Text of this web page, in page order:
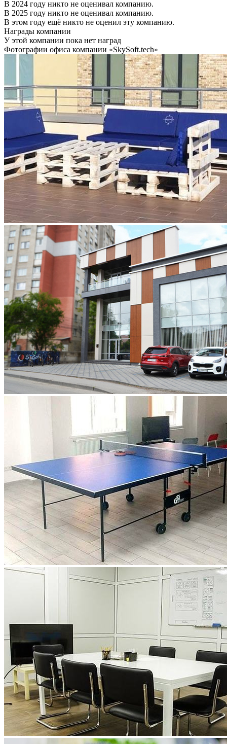
В 2024 году никто не оценивал компанию.
В 2025 году никто не оценивал компанию.
В этом году ещё никто не оценил эту компанию.
Награды компании
У этой компании пока нет наград
Фотографии офиса компании «SkySoft.tech»